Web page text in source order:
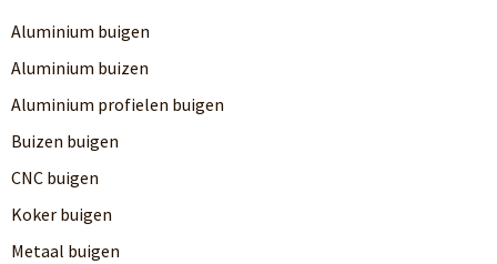
Aluminium buigen
Aluminium buizen
Aluminium profielen buigen
Buizen buigen
CNC buigen
Koker buigen
Metaal buigen